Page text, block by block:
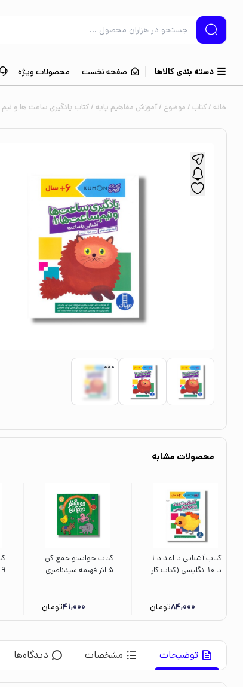
دسته بندی کالاها صفحه نخست محصولات ویژه
خانه/کتاب/ موضوع /آموزش مفاهیم پایه/ کتاب یادگیری ساعت ها و نیم ساعت ها 1 (کتاب کار کومن) اثر کومن ترجمه
محصولات مشابه
کتاب آشنایی با اعداد 1
تا 10 انگلیسی (کتاب کار
نشر نردبان84,000تومان
کتاب حواستو جمع کن
5 اثر فهیمه سیدناصری
41,000تومان
توضیحات مشخصات دیدگاه‌ها